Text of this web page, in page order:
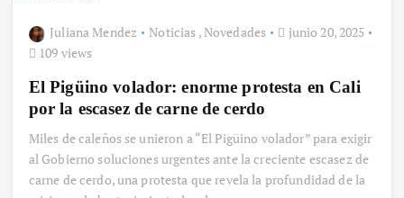
Juliana Mendez Noticias ,Novedades
junio 20, 2025
109 views
El Pigüino volador: enorme protesta en Cali
por la escasez de carne de cerdo
Miles de caleños se unieron a “El Pigüino volador” para exigir
al Gobierno soluciones urgentes ante la creciente escasez de
carne de cerdo, una protesta que revela la profundidad de la